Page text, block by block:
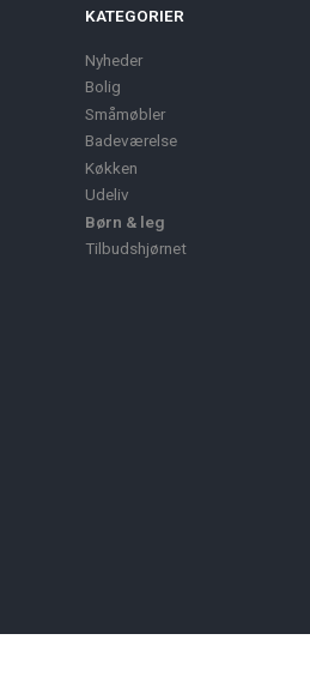
KATEGORIER
Nyheder
Bolig
Småmøbler
Badeværelse
Køkken
Udeliv
Børn & leg
Tilbudshjørnet